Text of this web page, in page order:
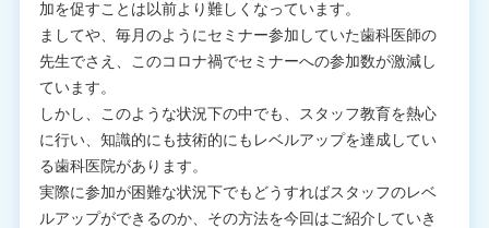
加を促すことは以前より難しくなっています。
ましてや、毎月のようにセミナー参加していた歯科医師の
先生でさえ、このコロナ禍でセミナーへの参加数が激減し
ています。
しかし、このような状況下の中でも、スタッフ教育を熱心
に行い、知識的にも技術的にもレベルアップを達成してい
る歯科医院があります。
実際に参加が困難な状況下でもどうすればスタッフのレベ
ルアップができるのか、その方法を今回はご紹介していき